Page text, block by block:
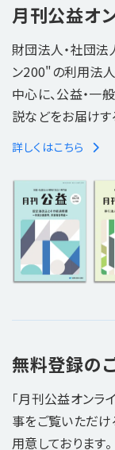
月刊公益オ
財団法人・社団法
ン200"の利用法
中心に、公益・一
説などをお届けす
詳しくはこちら
無料登録の
「月刊公益オンラ
事をご覧いただ
用意しております。